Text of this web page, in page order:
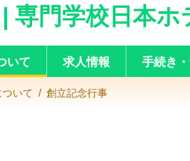
専門学校日本ホ
いて 求人情報 手続き
いて 創立記念行事